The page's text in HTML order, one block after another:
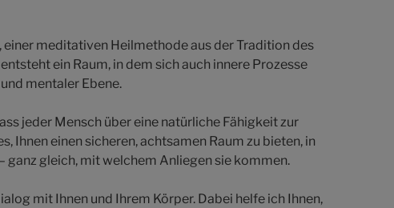
, einer meditativen Heilmethode aus der Tradition des
ein Raum, in dem sich auch innere Prozesse
mentaler Ebene.
jeder Mensch über eine natürliche Fähigkeit zur
Ihnen einen sicheren, achtsamen Raum zu bieten, in
ganz gleich, mit welchem Anliegen sie kommen.
mit Ihnen und Ihrem Körper. Dabei helfe ich Ihnen,